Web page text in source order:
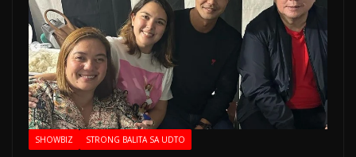
SHOWBIZ STRONG BALITA SA UDTO